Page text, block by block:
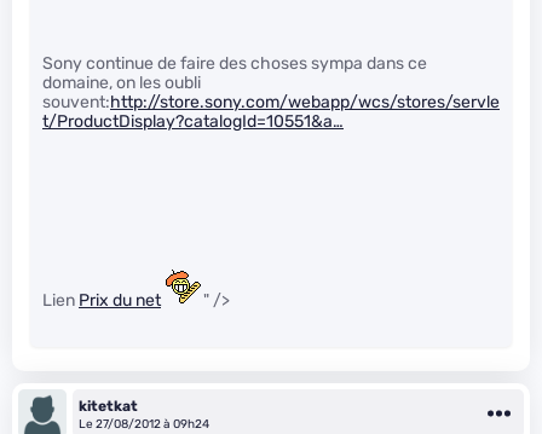
Sony continue de faire des choses sympa dans ce
domaine, on les oubli
souvent:http://store.sony.com/webapp/wcs/stores/servle
t/ProductDisplay?catalogId=10551&a…
Lien Prix du net " />
kitetkat
Le 27/08/2012 à 09h24